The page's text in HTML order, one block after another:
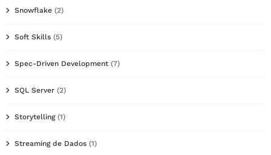
Snowflake (2)
Soft Skills (5)
Spec-Driven Development (7)
SQL Server (2)
Storytelling(1)
Streaming de Dados (1)